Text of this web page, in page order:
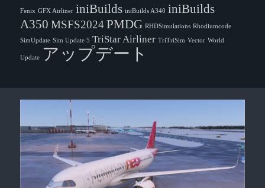
Fenix GFX Airliner iniBuilds iniBuilds A340 iniBuilds
A350 MSFS2024PMDG RHDSimulations Rhodiumcode
SimUpdate Sim Update 5 TriStar Airliner TriTriSim Vector World
Update アップデート